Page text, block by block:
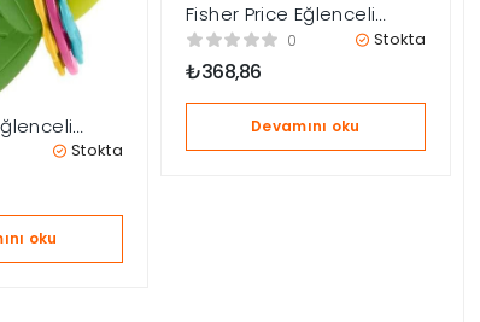
Dişlik –
Stokta
oku
Fisher Price Eğlenceli
Dostlar Çıngıraklı Dişlik
0 Stokta
₺368,86
Devamını oku